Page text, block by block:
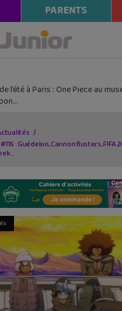
PARENTS
l’été à Paris : One Piece au
: Guédelon, Cannon Busters, FIFA